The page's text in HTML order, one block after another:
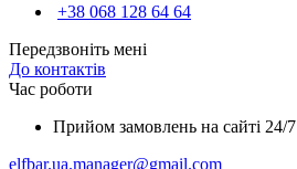
+38 068 128 64 64
Передзвоніть мені
До контактів
Час роботи
Прийом замовлень на сайті 24/7
elfbar.ua.manager@gmail.com